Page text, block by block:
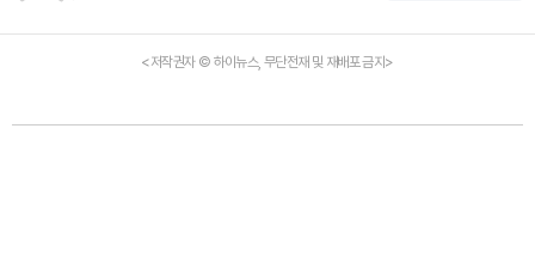
<저작권자 © 하이뉴스, 무단전재 및 재배포 금지>